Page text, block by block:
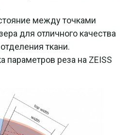
между точками
для отличного качества
ткани.
параметров реза на ZEISS